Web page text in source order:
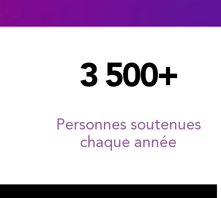
3 500+
Personnes soutenues
chaque année